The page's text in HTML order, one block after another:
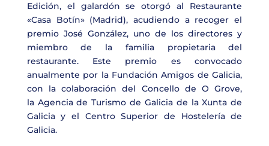
Edición, el galardón se otorgó al Restaurante
«Casa Botín» (Madrid), acudiendo a recoger el
premio José González, uno de los directores y
miembro de la familia propietaria del
restaurante. Este premio es convocado
anualmente por la Fundación Amigos de Galicia,
con la colaboración del Concello de O Grove,
la Agencia de Turismo de Galiciade la Xunta de
Galicia y el Centro Superior de Hostelería de
Galicia.